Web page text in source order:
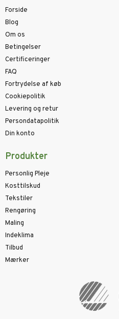
Forside
Blog
Om os
Betingelser
Certificeringer
FAQ
Fortrydelse af køb
Cookiepolitik
Levering og retur
Persondatapolitik
Din konto
Produkter
Personlig Pleje
Kosttilskud
Tekstiler
Rengøring
Maling
Indeklima
Tilbud
Mærker